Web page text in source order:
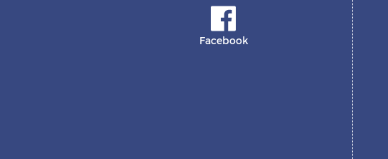
Facebook